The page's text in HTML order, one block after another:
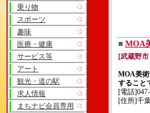
乗り物
スポーツ
趣味
医療・健康
サービス等
アート
観光・道の駅
求人情報
まちナビ会員専用
■ MOA
[武蔵野
MOA美
すること
[電話
[住所]千